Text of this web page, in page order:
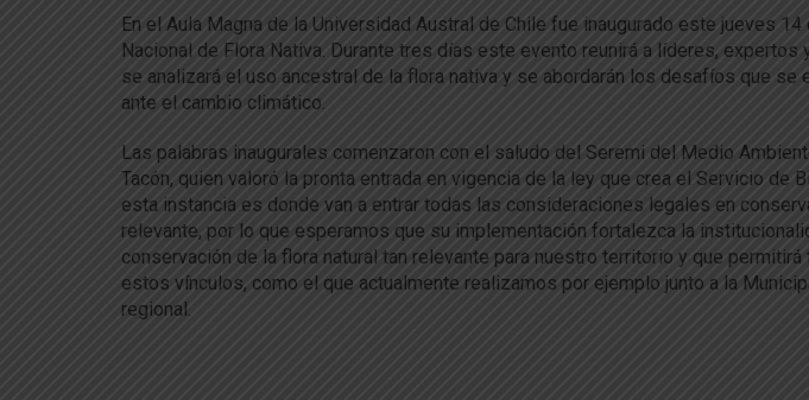
En el Aula Magna de la Universidad Austral de Chile fue inaugurado este jueves
Nacional de Flora Nativa. Durante tres días este evento reunirá a líderes, expertos
se analizará el uso ancestral de la flora nativa y se abordarán los desafíos que se
ante el cambio climático.
Las palabras inaugurales comenzaron con el saludo del Seremi del Medio
Tacón, quien valoró la pronta entrada en vigencia de la ley que crea el Servicio de
esta instancia es donde van a entrar todas las consideraciones legales en
relevante, por lo que esperamos que su implementación fortalezca la
conservación de la flora natural tan relevante para nuestro territorio y que
estos vínculos, como el que actualmente realizamos por ejemplo junto a la
regional.